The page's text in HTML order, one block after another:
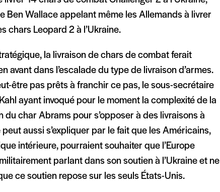
Ben Wallace appelant même les Allemands à livrer
chars Leopard 2 à l’Ukraine.
la livraison de chars de combat ferait
avant dans l’escalade du type de livraison d’armes.
être pas prêts à franchir ce pas, le sous-secrétaire
ayant invoqué pour le moment la complexité de la
du char Abrams pour s’opposer à des livraisons à
aussi s’expliquer par le fait que les Américains,
intérieure, pourraient souhaiter que l’Europe
parlant dans son soutien à l’Ukraine et ne
ce soutien repose sur les seuls États-Unis.